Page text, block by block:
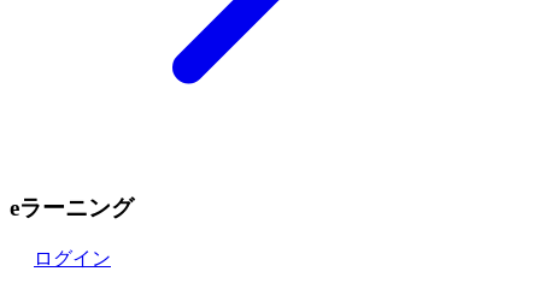
eラーニング
ログイン